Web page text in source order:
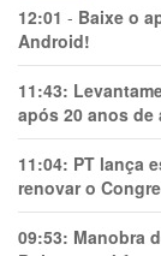
12:01 - Baixe o
Android!
11:43:
após 20 anos
11:04: PT lança
renovar o
09:53: Manobra